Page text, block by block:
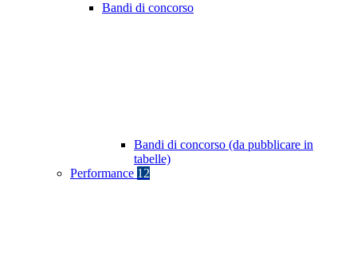
Bandi di concorso
Bandi di concorso (da pubblicare in
tabelle)
Performance 12